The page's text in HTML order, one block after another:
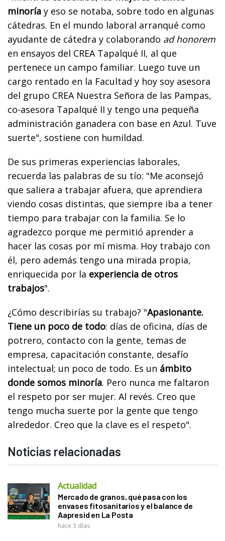
minoría y eso se notaba, sobre todo en algunas
cátedras. En el mundo laboral arranqué como
ayudante de cátedra y colaborando ad honorem
en ensayos del CREA Tapalqué II, al que
pertenece un campo familiar. Luego tuve un
cargo rentado en la Facultad y hoy soy asesora
del grupo CREA Nuestra Señora de las Pampas,
co-asesora Tapalqué II y tengo una pequeña
administración ganadera con base en Azul. Tuve
suerte", sostiene con humildad.
De sus primeras experiencias laborales,
recuerda las palabras de su tío: "Me aconsejó
que saliera a trabajar afuera, que aprendiera
viendo cosas distintas, que siempre iba a tener
tiempo para trabajar con la familia. Se lo
agradezco porque me permitió aprender a
hacer las cosas por mí misma. Hoy trabajo con
él, pero además tengo una mirada propia,
enriquecida por la experiencia de otros
trabajos".
¿Cómo describirías su trabajo? "Apasionante.
Tiene un poco de todo: días de oficina, días de
potrero, contacto con la gente, temas de
empresa, capacitación constante, desafío
intelectual; un poco de todo. Es un ámbito
donde somos minoría. Pero nunca me faltaron
el respeto por ser mujer. Al revés. Creo que
tengo mucha suerte por la gente que tengo
alrededor. Creo que la clave es el respeto".
Noticias relacionadas
Actualidad
Mercado de granos, qué pasa con los
envases fitosanitarios y el balance de
Aapresid en La Posta
hace 3 días